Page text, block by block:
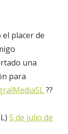
placer de
una
para
??
5 de julio de